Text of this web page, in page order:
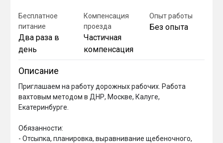
Бесплатное
питание
Два раза в
день
Компенсация
проезда
Частичная
компенсация
Опыт работы
Без опыта
Описание
Приглашаем на работу дорожных рабочих. Работа
вахтовым методом в ДНР, Москве, Калуге,
Екатеринбурге.
Обязанности:
- Отсыпка, планировка, выравнивание щебеночного,